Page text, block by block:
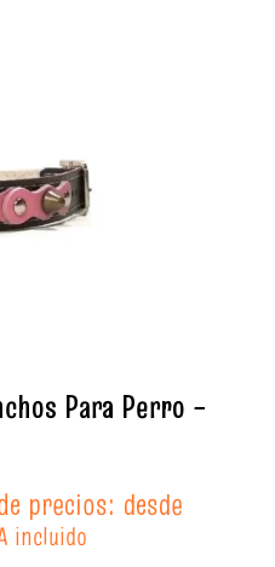
Para Perro –
precios: desde
incluido